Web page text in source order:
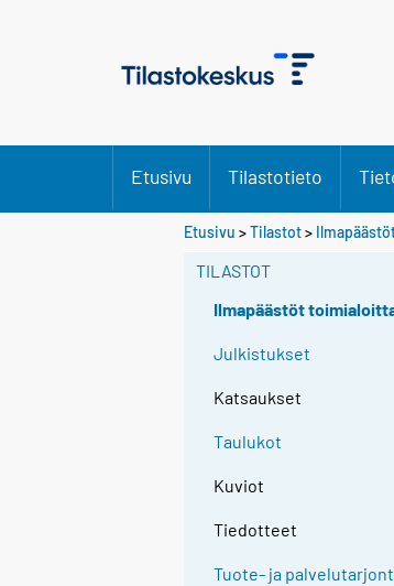
Etusivu Tilastotieto
Etusivu >Tilastot>
TILASTOT
Ilmapäästöt
Julkistukset
Katsaukset
Taulukot
Kuviot
Tiedotteet
Tuote- ja